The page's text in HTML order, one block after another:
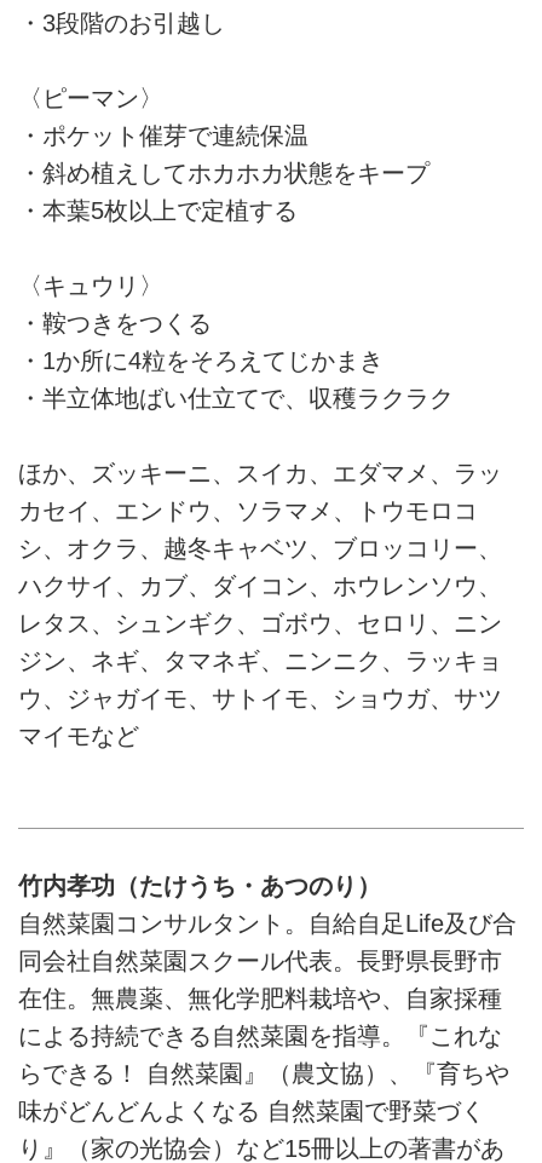
・3段階のお引越し
〈ピーマン〉
・ポケット催芽で連続保温
・斜め植えしてホカホカ状態をキープ
・本葉5枚以上で定植する
〈キュウリ〉
・鞍つきをつくる
・1か所に4粒をそろえてじかまき
・半立体地ばい仕立てで、収穫ラクラク
ほか、ズッキーニ、スイカ、エダマメ、ラッ
カセイ、エンドウ、ソラマメ、トウモロコ
シ、オクラ、越冬キャベツ、ブロッコリー、
ハクサイ、カブ、ダイコン、ホウレンソウ、
レタス、シュンギク、ゴボウ、セロリ、ニン
ジン、ネギ、タマネギ、ニンニク、ラッキョ
ウ、ジャガイモ、サトイモ、ショウガ、サツ
マイモなど
竹内孝功（たけうち・あつのり）
自然菜園コンサルタント。自給自足Life及び合
同会社自然菜園スクール代表。長野県長野市
在住。無農薬、無化学肥料栽培や、自家採種
による持続できる自然菜園を指導。『これな
らできる！ 自然菜園』（農文協）、『育ちや
味がどんどんよくなる 自然菜園で野菜づく
り』（家の光協会）など15冊以上の著書があ